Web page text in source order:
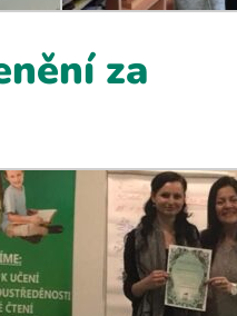
za